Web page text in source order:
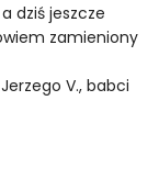
dziś jeszcze
zamieniony
V., babci